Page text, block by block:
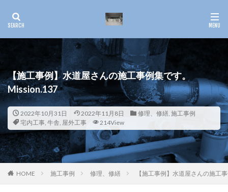
【施工事例】水道屋さんの施工事例集です。
Mission.137
2022年10月31日 2022年11月8日 修理、修繕, 施工事例
宅内工事, 牛舎, 屋外工事 214View
HOME 施工事例 修理、修繕 【施工事例】水道屋さんの施工